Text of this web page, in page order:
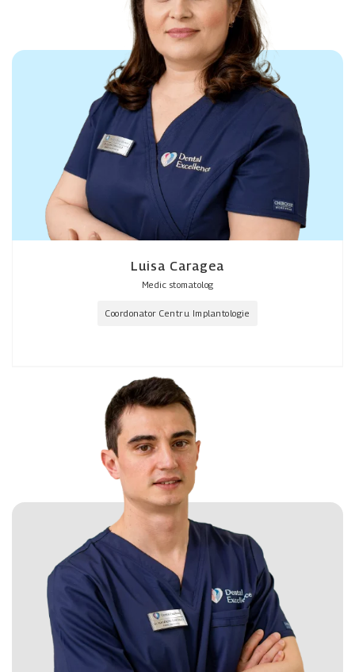
Luisa Caragea
Medic stomatolog
Coordonator Centru Implantologie